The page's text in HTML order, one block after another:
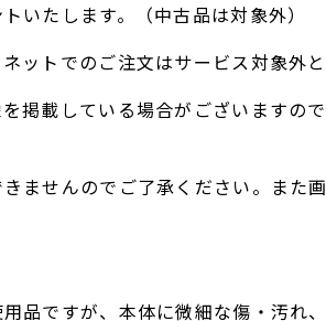
いたします。（中古品は対象外）
トでのご注文はサービス対象外
掲載している場合がございますの
ませんのでご了承ください。また
品ですが、本体に微細な傷・汚れ